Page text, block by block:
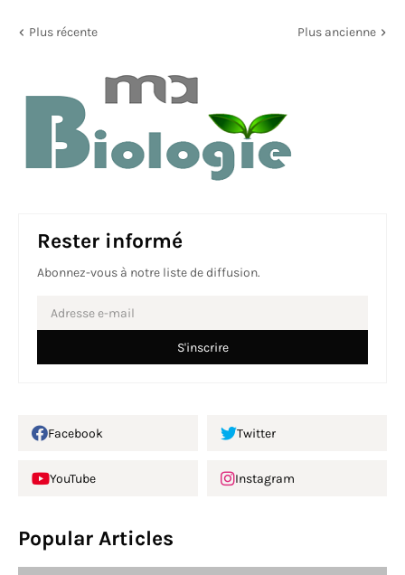
Plus récente Plus ancienne
Rester informé
Abonnez-vous à notre liste de diffusion.
Facebook Twitter
YouTube Instagram
Popular Articles